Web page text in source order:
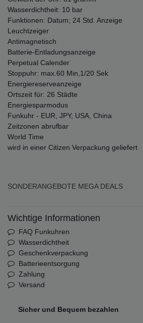
Wasserdichtheit: 10 bar
Funktionen: Datum; 24 Std. Anzeige
Leuchtzeiger
Antimagnetisch
Batterie-Entladungsanzeige
Perpetual Calender
Stoppuhr: max.60 Min,1/20 Sek
Energiereserveanzeige
Ortszeit für: 26 Städte
Energiesparmodus
Funkuhr - EUR, JPY, USA, China
Zeitzonen abrufbar
World Time
wird in einer Citizen Verpackung geliefert
SONDERANGEBOTE MEGA DEALS
Wichtige Informationen
FAQ Funkuhren
Wasserdichtheit
Geschenkverpackung
Batterieentsorgung
Zahlung
Versand
Sicher und Bequem bezahlen